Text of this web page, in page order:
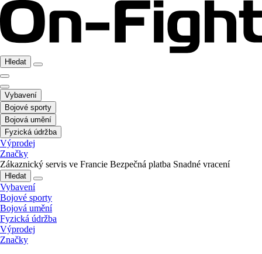
Hledat
Vybavení
Bojové sporty
Bojová umění
Fyzická údržba
Výprodej
Značky
Zákaznický servis ve Francie Bezpečná platba Snadné vracení
Hledat
Vybavení
Bojové sporty
Bojová umění
Fyzická údržba
Výprodej
Značky